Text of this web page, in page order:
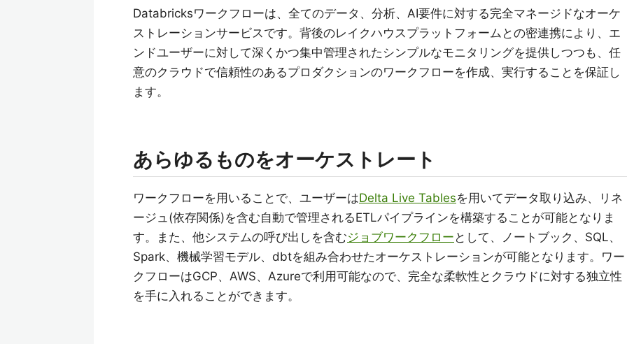
Databricksワークフローは、全てのデータ、分析、AI要件に対する完全マネージドなオーケ
ストレーションサービスです。背後のレイクハウスプラットフォームとの密連携により、エ
ンドユーザーに対して深くかつ集中管理されたシンプルなモニタリングを提供しつつも、任
意のクラウドで信頼性のあるプロダクションのワークフローを作成、実行することを保証し
ます。
あらゆるものをオーケストレート
ワークフローを用いることで、ユーザーはDelta Live Tablesを用いてデータ取り込み、リネ
ージュ(依存関係)を含む自動で管理されるETLパイプラインを構築することが可能となりま
す。また、他システムの呼び出しを含むジョブワークフロー として、ノートブック、SQL、
Spark、機械学習モデル、dbtを組み合わせたオーケストレーションが可能となります。ワー
クフローはGCP、AWS、Azureで利用可能なので、完全な柔軟性とクラウドに対する独立性
を手に入れることができます。